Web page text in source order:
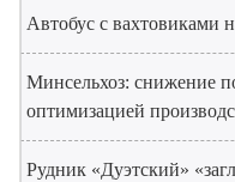
Автобус с вахтовиками
Минсельхоз: снижение
оптимизацией
Рудник «Дуэтский»